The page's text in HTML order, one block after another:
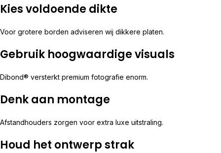
Kies voldoende dikte
Voor grotere borden adviseren wij dikkere platen.
Gebruik hoogwaardige visuals
Dibond® versterkt premium fotografie enorm.
Denk aan montage
Afstandhouders zorgen voor extra luxe uitstraling.
Houd het ontwerp strak